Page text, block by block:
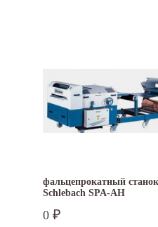
фальцепрокатный станок
Schlebach SPA-AH
0 ₽